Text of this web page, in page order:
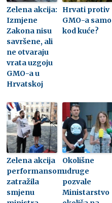
Zelena akcija:
Izmjene
Zakona nisu
savršene, ali
ne otvaraju
vrata uzgoju
GMO-a u
Hrvatskoj
Hrvati protiv
GMO-a samo
kod kuće?
Zelena akcija
performansom
zatražila
smjenu
Okolišne
udruge
pozvale
Ministarstvo